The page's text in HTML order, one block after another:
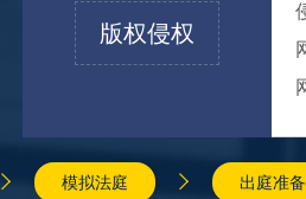
版权侵权
 模拟法庭  出庭准备